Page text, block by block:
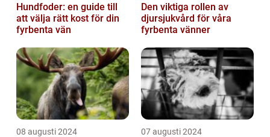
Hundfoder: en guide till
att välja rätt kost för din
fyrbenta vän
Den viktiga rollen av
djursjukvård för våra
fyrbenta vänner
08 augusti 2024 07 augusti 2024